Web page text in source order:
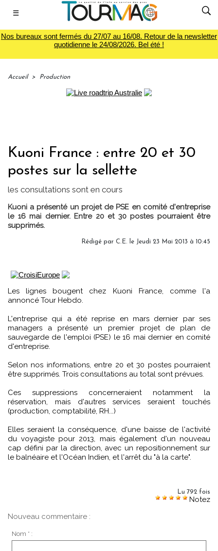
☰
Nos bureaux sont fermés du 27/07 au 16/08. Retour de la newsletter
quotidienne le 24/08/2026. Bel été !
Accueil > Production
Kuoni France : entre 20 et 30
postes sur la sellette
les consultations sont en cours
Kuoni a présenté un projet de PSE en comité d'entreprise
le 16 mai dernier. Entre 20 et 30 postes pourraient être
supprimés.
Rédigé par C.E. le Jeudi 23 Mai 2013 à 10:45
Les lignes bougent chez Kuoni France, comme l'a
annoncé Tour Hebdo.
L'entreprise qui a été reprise en mars dernier par ses
managers a présenté un premier projet de plan de
sauvegarde de l'emploi (PSE) le 16 mai dernier en comité
d'entreprise.
Selon nos informations, entre 20 et 30 postes pourraient
être supprimés. Trois consultations au total sont prévues.
Ces suppressions concerneraient notamment la
réservation, mais d'autres services seraient touchés
(production, comptabilité, RH...)
Elles seraient la conséquence, d'une baisse de l'activité
du voyagiste pour 2013, mais également d'un nouveau
cap défini par la direction, avec un repositionnement sur
le balnéaire et l'Océan Indien, et l'arrêt du "à la carte".
Lu 792 fois
Notez
Nouveau commentaire :
Nom * :